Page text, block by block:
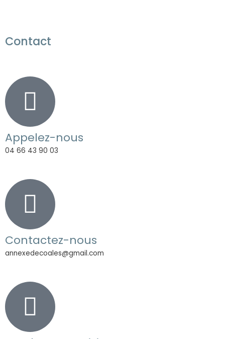
k a
Contact
Appelez-nous
04 66 43 90 03
Contactez-nous
annexedecoales@gmail.com